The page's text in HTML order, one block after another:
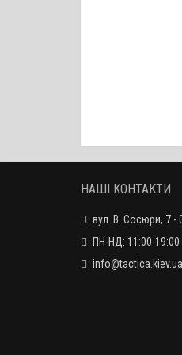
НАШІ КОНТАКТИ
вул. В. Сосюри, 7 -
ПН-НД: 11:00-19:00
info@tactica.kiev.ua